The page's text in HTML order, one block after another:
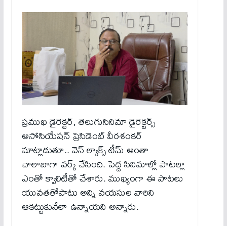
ప్రముఖ డైరెక్టర్, తెలుగుసినిమా డైరెక్టర్స్
అసోసియేషన్ ప్రెసిడెంట్ వీరశంకర్
మాట్లాడుతూ.. వెన్ ల్యాక్స్ టీమ్ అంతా
చాలాబాగా వర్క్ చేసింది. పెద్ద సినిమాల్లో పాటల్లా
ఎంతో క్వాలిటీతో చేశారు. ముఖ్యంగా ఈ పాటలు
యువతతోపాటు అన్ని వయసుల వారిని
ఆకట్టుకునేలా ఉన్నాయని అన్నారు.